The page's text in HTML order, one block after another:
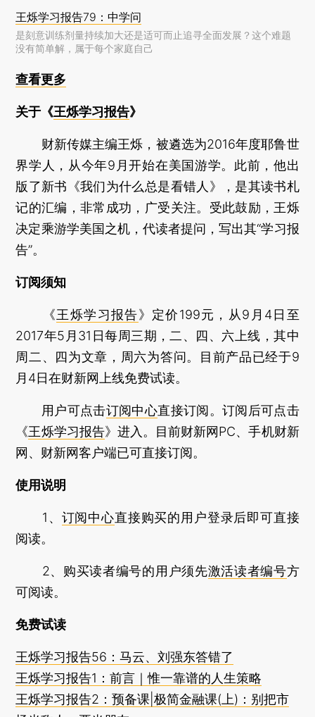
王烁学习报告79：中学问
是刻意训练剂量持续加大还是适可而止追寻全面发展？这个难题
没有简单解，属于每个家庭自己
查看更多
关于《王烁学习报告》
财新传媒主编王烁，被遴选为2016年度耶鲁世
界学人，从今年9月开始在美国游学。此前，他出
版了新书《我们为什么总是看错人》，是其读书札
记的汇编，非常成功，广受关注。受此鼓励，王烁
决定乘游学美国之机，代读者提问，写出其“学习报
告”。
订阅须知
《王烁学习报告》定价199元，从9月4日至
2017年5月31日每周三期，二、四、六上线，其中
周二、四为文章，周六为答问。目前产品已经于9
月4日在财新网上线免费试读。
用户可点击订阅中心直接订阅。订阅后可点击
《王烁学习报告》进入。目前财新网PC、手机财新
网、财新网客户端已可直接订阅。
使用说明
1、 订阅中心直接购买的用户登录后即可直接
阅读。
2、购买读者编号的用户须先激活读者编号方
可阅读。
免费试读
王烁学习报告56：马云、刘强东答错了
王烁学习报告1：前言｜惟一靠谱的人生策略
王烁学习报告2：预备课|极简金融课(上)：别把市